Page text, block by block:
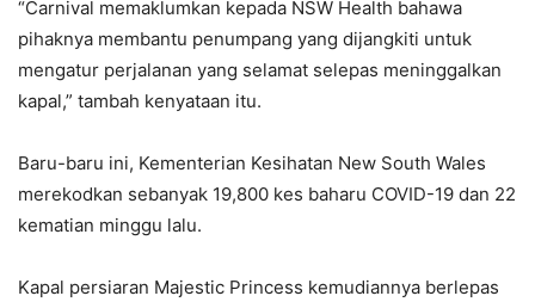
“Carnival memaklumkan kepada NSW Health bahawa
pihaknya membantu penumpang yang dijangkiti untuk
mengatur perjalanan yang selamat selepas meninggalkan
kapal,” tambah kenyataan itu.
Baru-baru ini, Kementerian Kesihatan New South Wales
merekodkan sebanyak 19,800 kes baharu COVID-19 dan 22
kematian minggu lalu.
Kapal persiaran Majestic Princess kemudiannya berlepas